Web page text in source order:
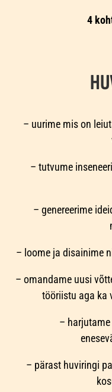
4
– uurime mis on
– tutvume
– genereerime
– loome ja disainime
– omandame uusi
tööriistu aga ka
–
– pärast huviringi